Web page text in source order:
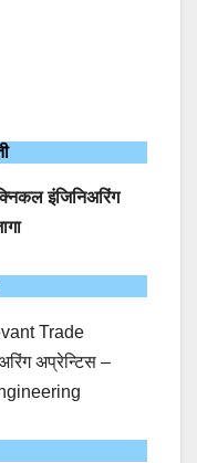
इंजिनिअरिंग
Trade
अप्रेन्टिस –